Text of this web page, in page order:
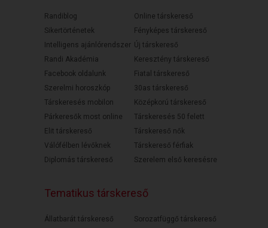
Randiblog
Sikertörténetek
Intelligens ajánlórendszer
Randi Akadémia
Facebook oldalunk
Szerelmi horoszkóp
Társkeresés mobilon
Párkeresők most online
Elit társkereső
Válófélben lévőknek
Diplomás társkereső
Online társkereső
Fényképes társkereső
Új társkereső
Keresztény társkereső
Fiatal társkereső
30as társkereső
Középkorú társkereső
Társkeresés 50 felett
Társkereső nők
Társkereső férfiak
Szerelem első keresésre
Tematikus társkereső
Állatbarát társkereső
Sorozatfüggő társkereső